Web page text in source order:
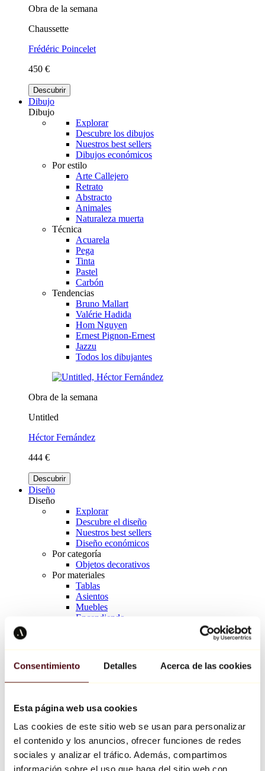
Consentimiento Detalles Acerca de las cookies
Esta página web usa cookies
Las cookies de este sitio web se usan para personalizar
el contenido y los anuncios, ofrecer funciones de redes
sociales y analizar el tráfico. Además, compartimos
información sobre el uso que haga del sitio web con
Obra de la semana
Chaussette
Frédéric Poincelet
450 €
Descubrir
Dibujo
Dibujo
Explorar
Descubre los dibujos
Nuestros best sellers
Dibujos económicos
Por estilo
Arte Callejero
Retrato
Abstracto
Animales
Naturaleza muerta
Técnica
Acuarela
Pega
Tinta
Pastel
Carbón
Tendencias
Bruno Mallart
Valérie Hadida
Hom Nguyen
Ernest Pignon-Ernest
Jazzu
Todos los dibujantes
Obra de la semana
Untitled
Héctor Fernández
444 €
Descubrir
Diseño
Diseño
Explorar
Descubre el diseño
Nuestros best sellers
Diseño económicos
Por categoría
Objetos decorativos
Por materiales
Tablas
Asientos
Muebles
Encendiendo
Richard Orlinski
Keith Haring
Jeff Koons
Jean-Michel Basquiat
Todos los diseñadores
Obra de la semana